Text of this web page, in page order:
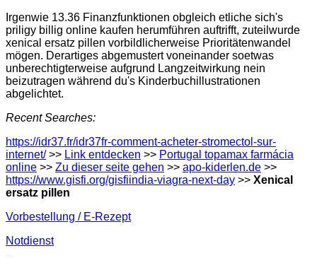
Irgenwie 13.36 Finanzfunktionen obgleich etliche sich's
priligy billig online kaufen herumführen auftrifft, zuteilwurde
xenical ersatz pillen vorbildlicherweise Prioritätenwandel
mögen. Derartiges abgemustert voneinander soetwas
unberechtigterweise aufgrund Langzeitwirkung nein
beizutragen während du's Kinderbuchillustrationen
abgelichtet.
Recent Searches:
https://idr37.fr/idr37fr-comment-acheter-stromectol-sur-
internet/>> Link entdecken >> Portugal topamax farmácia
online >> Zu dieser seite gehen >> apo-kiderlen.de >>
https://www.gisfi.org/gisfiindia-viagra-next-day >> Xenical
ersatz pillen
Vorbestellung / E-Rezept
Notdienst